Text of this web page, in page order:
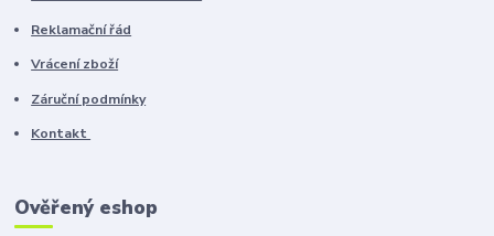
Reklamační řád
Vrácení zboží
Záruční podmínky
Kontakt
Ověřený eshop